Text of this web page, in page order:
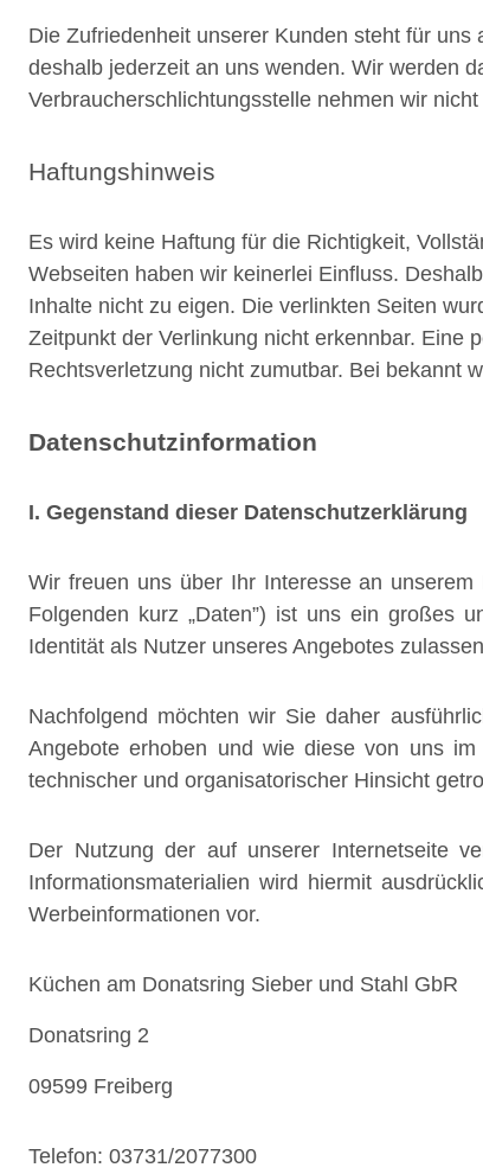
Die Zufriedenheit unserer Kunden steht für
deshalb jederzeit an uns wenden. Wir werden
Verbraucherschlichtungsstelle nehmen wir nicht
Haftungshinweis
Es wird keine Haftung für die Richtigkeit,
Webseiten haben wir keinerlei Einfluss.
Inhalte nicht zu eigen. Die verlinkten Seiten
Zeitpunkt der Verlinkung nicht erkennbar. Eine
Rechtsverletzung nicht zumutbar. Bei bekannt
Datenschutzinformation
I. Gegenstand dieser Datenschutzerklärung
Wir freuen uns über Ihr Interesse an
Folgenden kurz „Daten”) ist uns ein großes
Identität als Nutzer unseres Angebotes
Nachfolgend möchten wir Sie daher
Angebote erhoben und wie diese von uns
technischer und organisatorischer Hinsicht
Der Nutzung der auf unserer Internetseite
Informationsmaterialien wird hiermit
Werbeinformationen vor.
Küchen am Donatsring Sieber und Stahl GbR
Donatsring 2
09599 Freiberg
Telefon: 03731/2077300